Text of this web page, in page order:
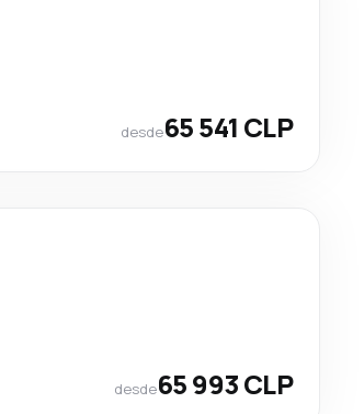
desde65 541 CLP
desde65 993 CLP